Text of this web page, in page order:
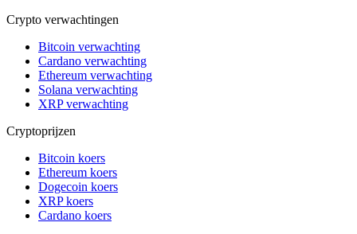
Crypto verwachtingen
Bitcoin verwachting
Cardano verwachting
Ethereum verwachting
Solana verwachting
XRP verwachting
Cryptoprijzen
Bitcoin koers
Ethereum koers
Dogecoin koers
XRP koers
Cardano koers